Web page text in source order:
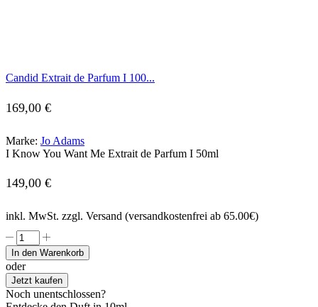
Candid Extrait de Parfum I 100...
169,00 €
Marke: Jo Adams
I Know You Want Me Extrait de Parfum I 50ml
149,00 €
inkl. MwSt. zzgl. Versand (versandkostenfrei ab 65.00€)
Know
You
Want
Me
Extrait
In den Warenkorb
oder
Jetzt kaufen
Noch unentschlossen?